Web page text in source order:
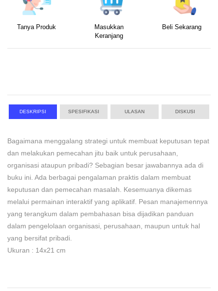
Tanya Produk
Masukkan
Keranjang
Beli Sekarang
DESKRIPSI SPESIFIKASI ULASAN DISKUSI
Bagaimana menggalang strategi untuk membuat keputusan tepat
dan melakukan pemecahan jitu baik untuk perusahaan,
organisasi ataupun pribadi? Sebagian besar jawabannya ada di
buku ini. Ada berbagai pengalaman praktis dalam membuat
keputusan dan pemecahan masalah. Kesemuanya dikemas
melalui permainan interaktif yang aplikatif. Pesan manajemennya
yang terangkum dalam pembahasan bisa dijadikan panduan
dalam pengelolaan organisasi, perusahaan, maupun untuk hal
yang bersifat pribadi.
Ukuran : 14x21 cm